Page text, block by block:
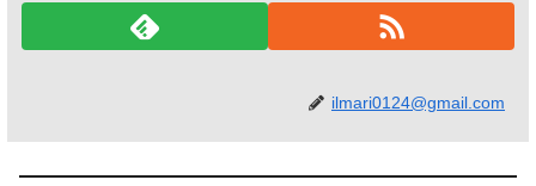
ilmari0124@gmail.com